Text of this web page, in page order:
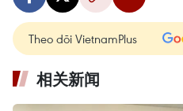
Theo dõi VietnamPlus
相关新闻